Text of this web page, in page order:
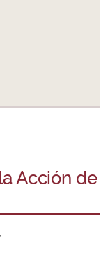
Acción de